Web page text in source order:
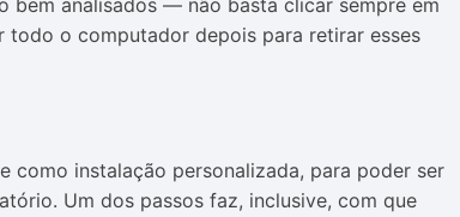
bem analisados — não basta clicar sempre em
todo o computador depois para retirar esses
como instalação personalizada, para poder ser
Um dos passos faz, inclusive, com que